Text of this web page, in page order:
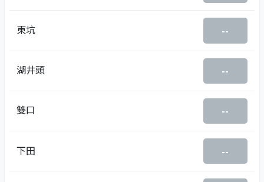
東坑 --
湖井頭 --
雙口 --
下田 --